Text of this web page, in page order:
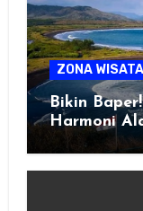
ZONA WISATA
Bikin
Harmoni
Selatan Jawa